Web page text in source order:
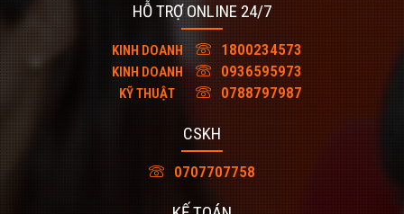
HỖ TRỢ ONLINE 24/7
KINH DOANH 1800234573
KINH DOANH 0936595973
KỸ THUẬT 0788797987
CSKH
0707707758